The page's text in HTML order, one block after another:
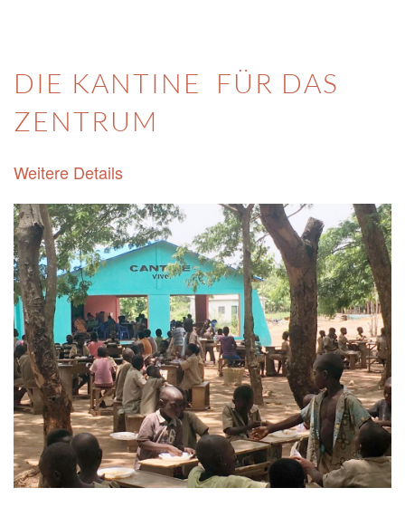
DIE KANTINE FÜR DAS
ZENTRUM
Weitere Details